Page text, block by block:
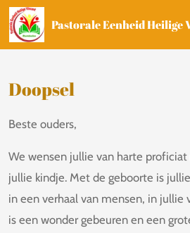
Ga
direct
de
hoofdinhoud
Pastorale Eenheid Heilige
Doopsel
Beste ouders,
We wensen jullie van harte
jullie kindje. Met de geboorte is
in een verhaal van mensen, in jullie
is een wonder gebeuren en een